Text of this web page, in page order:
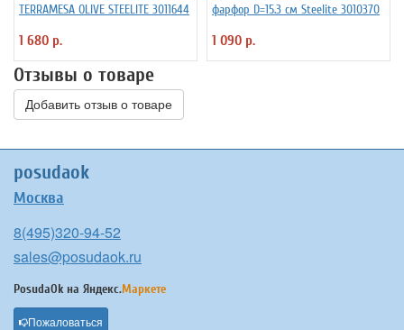
TERRAMESA OLIVE STEELITE 3011644
1 680 р.
фарфор D=15.3 см Steelite 3010370
1 090 р.
Отзывы о товаре
Добавить отзыв о товаре
posudaok
Москва
8(495)320-94-52
sales@posudaok.ru
PosudaOk на Яндекс.Маркете
Пожаловаться